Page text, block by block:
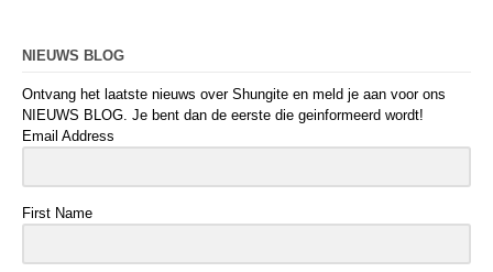
NIEUWS BLOG
Ontvang het laatste nieuws over Shungite en meld je aan voor ons
NIEUWS BLOG. Je bent dan de eerste die geinformeerd wordt!
Email Address
First Name